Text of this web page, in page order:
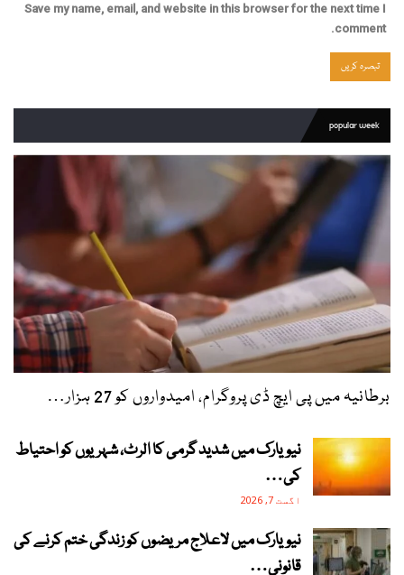
Save my name, email, and website in this browser for the next time I
comment.
popular week
برطانیہ میں پی ایچ ڈی پروگرام، امیدواروں کو 27 ہزار…
نیویارک میں شدید گرمی کا الرٹ، شہریوں کو احتیاط
کی…
اگست 7, 2026
نیویارک میں لاعلاج مریضوں کو زندگی ختم کرنے کی
قانونی…